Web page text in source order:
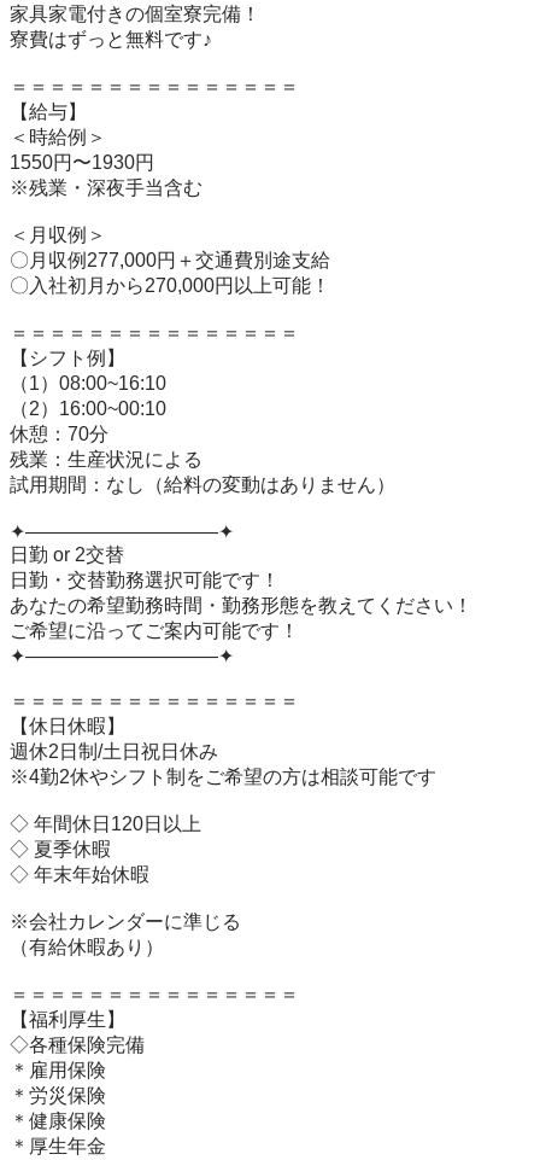
家具家電付きの個室寮完備！
寮費はずっと無料です♪
＝＝＝＝＝＝＝＝＝＝＝＝＝＝＝
【給与】
＜時給例＞
1550円〜1930円
※残業・深夜手当含む
＜月収例＞
〇月収例277,000円＋交通費別途支給
〇入社初月から270,000円以上可能！
＝＝＝＝＝＝＝＝＝＝＝＝＝＝＝
【シフト例】
（1）08:00~16:10
（2）16:00~00:10
休憩：70分
残業：生産状況による
試用期間：なし（給料の変動はありません）
✦——————————✦
日勤 or 2交替
日勤・交替勤務選択可能です！
あなたの希望勤務時間・勤務形態を教えてください！
ご希望に沿ってご案内可能です！
✦——————————✦
＝＝＝＝＝＝＝＝＝＝＝＝＝＝＝
【休日休暇】
週休2日制/土日祝日休み
※4勤2休やシフト制をご希望の方は相談可能です
◇ 年間休日120日以上
◇ 夏季休暇
◇ 年末年始休暇
※会社カレンダーに準じる
（有給休暇あり）
＝＝＝＝＝＝＝＝＝＝＝＝＝＝＝
【福利厚生】
◇各種保険完備
＊雇用保険
＊労災保険
＊健康保険
＊厚生年金